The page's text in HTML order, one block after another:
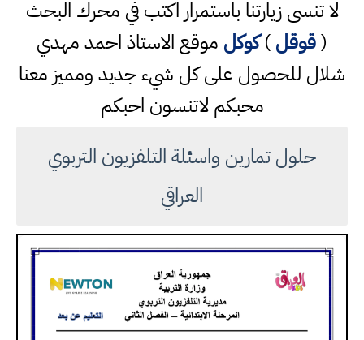
لا تنسى زيارتنا باستمرار اكتب في محرك البحث
(قوقل)كوكل موقع الاستاذ احمد مهدي
شلال للحصول على كل شيء جديد ومميز معنا
محبكم لاتنسون احبكم
حلول تمارين واسئلة التلفزيون التربوي
العراقي